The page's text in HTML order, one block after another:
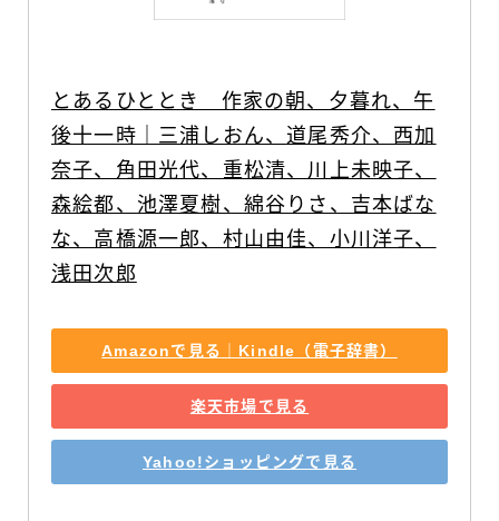
とあるひととき　作家の朝、夕暮れ、午
後十一時｜三浦しおん、道尾秀介、西加
奈子、角田光代、重松清、川上未映子、
森絵都、池澤夏樹、綿谷りさ、吉本ばな
な、高橋源一郎、村山由佳、小川洋子、
浅田次郎
Amazonで見る｜Kindle（電子辞書）
楽天市場で見る
Yahoo!ショッピングで見る